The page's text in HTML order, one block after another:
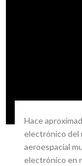
Hace
electrónico del
aeroespacial
electrónico en